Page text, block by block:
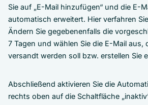
Sie auf „E-Mail hinzufügen“ und die E-
automatisch erweitert. Hier verfahren
Ändern Sie gegebenenfalls die
7 Tagen und wählen Sie die E-Mail aus,
versandt werden soll bzw. erstellen Sie
Abschließend aktivieren Sie die
rechts oben auf die Schaltfläche